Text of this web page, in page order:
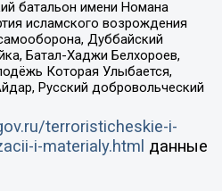
батальон имени Номана
исламского возрождения
Дуббайский
Батал-Хаджи Белхороев,
Которая Улыбается,
Русский добровольческий
terroristicheskie-i-
i-materialy.html данные